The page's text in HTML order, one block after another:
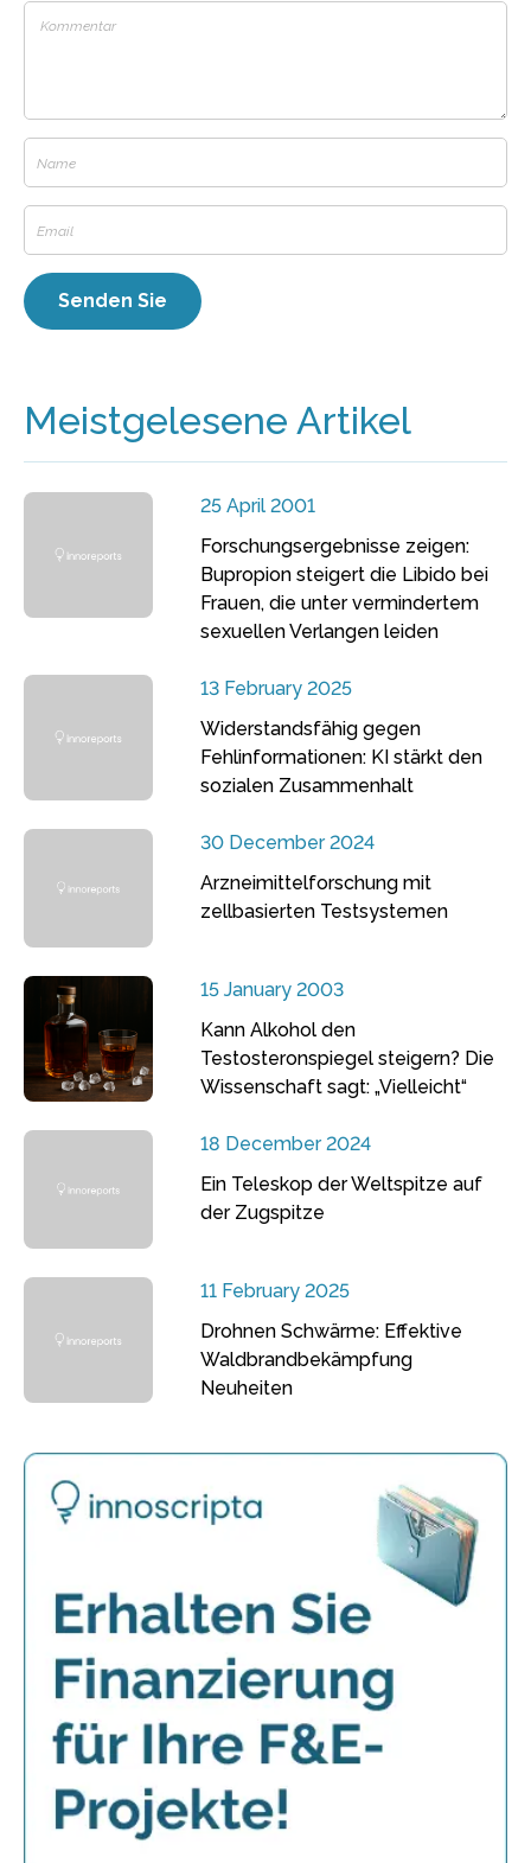
Meistgelesene Artikel
25 April 2001
Forschungsergebnisse zeigen:
Bupropion steigert die Libido bei
Frauen, die unter vermindertem
sexuellen Verlangen leiden
13 February 2025
Widerstandsfähig gegen
Fehlinformationen: KI stärkt den
sozialen Zusammenhalt
30 December 2024
Arzneimittelforschung mit
zellbasierten Testsystemen
15 January 2003
Kann Alkohol den
Testosteronspiegel steigern? Die
Wissenschaft sagt: „Vielleicht“
18 December 2024
Ein Teleskop der Weltspitze auf
der Zugspitze
11 February 2025
Drohnen Schwärme: Effektive
Waldbrandbekämpfung
Neuheiten